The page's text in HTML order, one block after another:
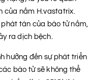
của nấm H.vastatrix.
tán của bào tử nấm,
ra dịch bệch.
hưởng đến sự phát triển
bào tử sẽ không thể